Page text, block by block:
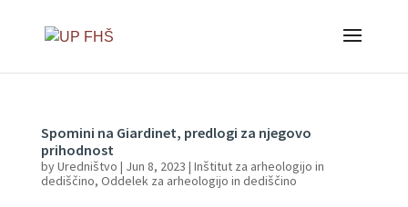
Spomini na Giardinet, predlogi za njegovo
prihodnost
byUredništvo | Jun 8, 2023 | Inštitut za arheologijo in
dediščino, Oddelek za arheologijo in dediščino